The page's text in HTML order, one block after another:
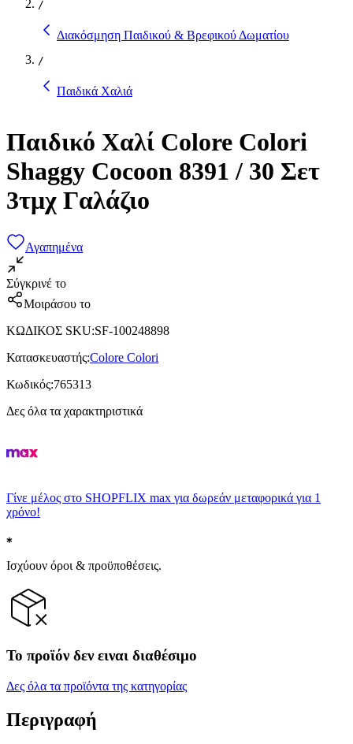
/
Διακόσμηση Παιδικού & Βρεφικού Δωματίου
/
Παιδικά Χαλιά
Παιδικό Χαλί Colore Colori
Shaggy Cocoon 8391 / 30 Σετ
3τμχ Γαλάζιο
Αγαπημένα
Σύγκρινέ το
Μοιράσου το
ΚΩΔΙΚΟΣ SKU:SF-100248898
Κατασκευαστής:Colore Colori
Κωδικός:765313
Δες όλα τα χαρακτηριστικά
Γίνε μέλος στο SHOPFLIX max για δωρεάν μεταφορικά για 1
χρόνο!
Ισχύουν όροι & προϋποθέσεις.
Το προϊόν δεν ειναι διαθέσιμο
Δες όλα τα προϊόντα της κατηγορίας
Περιγραφή